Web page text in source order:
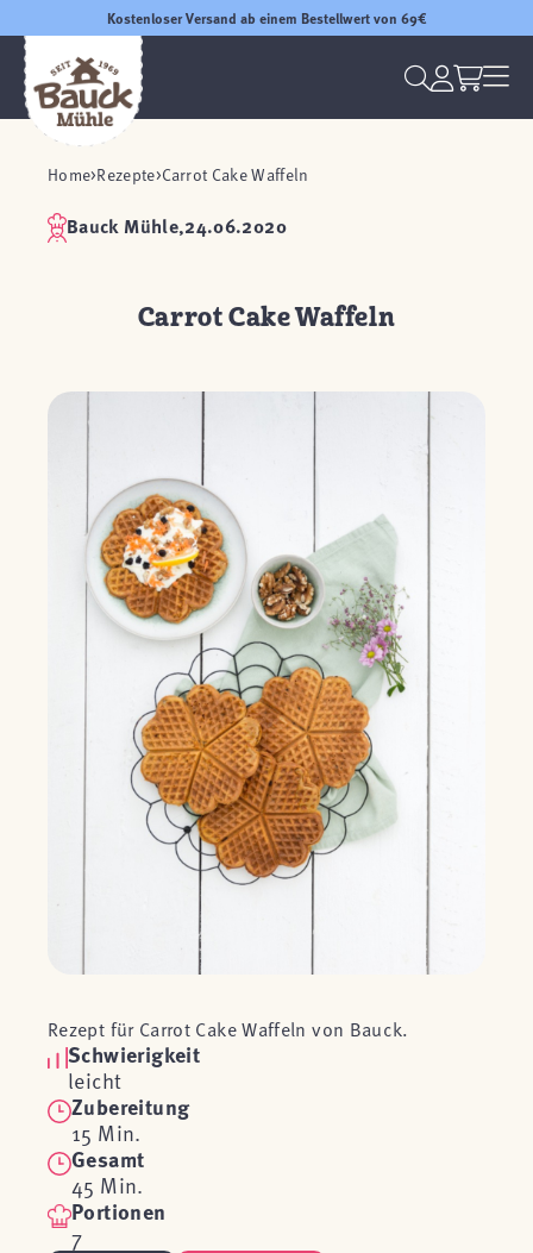
Kostenloser Versand ab einem Bestellwert von 69€
Home Rezepte Carrot Cake Waffeln
Bauck Mühle,24.06.2020
Carrot Cake Waffeln
Rezept für Carrot Cake Waffeln von Bauck.
Schwierigkeit
leicht
Zubereitung
15 Min.
Gesamt
45 Min.
Portionen
7